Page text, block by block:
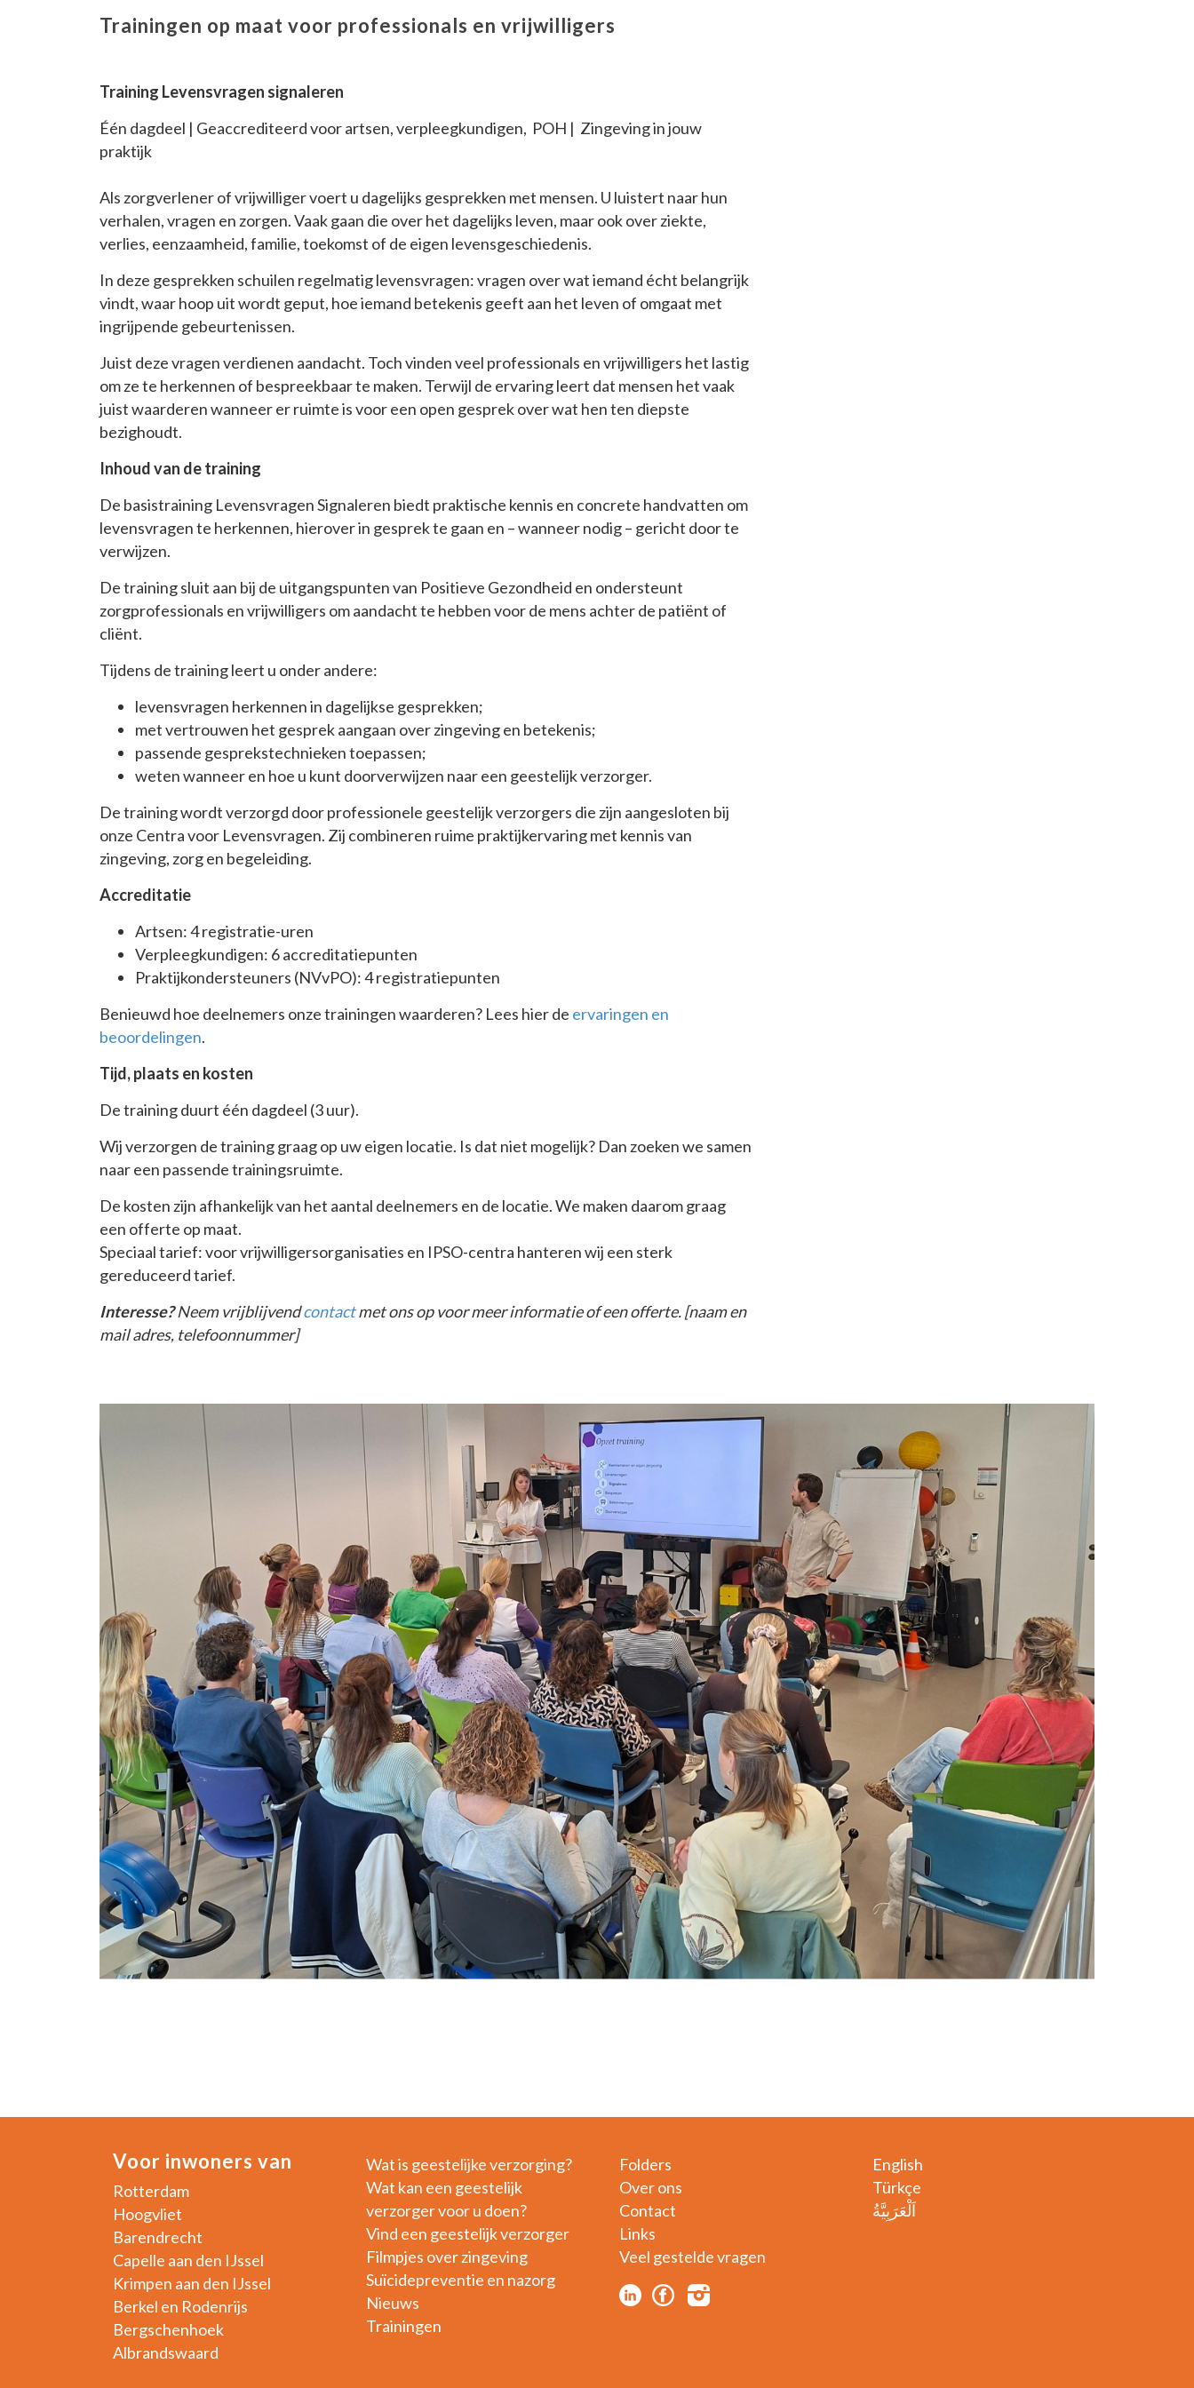
Trainingen op maat voor professionals en vrijwilligers
Training Levensvragen signaleren
Één dagdeel | Geaccrediteerd voor artsen, verpleegkundigen, POH | Zingeving in jouw
praktijk
Als zorgverlener of vrijwilliger voert u dagelijks gesprekken met mensen. U luistert naar hun
verhalen, vragen en zorgen. Vaak gaan die over het dagelijks leven, maar ook over ziekte,
verlies, eenzaamheid, familie, toekomst of de eigen levensgeschiedenis.
In deze gesprekken schuilen regelmatig levensvragen: vragen over wat iemand écht belangrijk
vindt, waar hoop uit wordt geput, hoe iemand betekenis geeft aan het leven of omgaat met
ingrijpende gebeurtenissen.
Juist deze vragen verdienen aandacht. Toch vinden veel professionals en vrijwilligers het lastig
om ze te herkennen of bespreekbaar te maken. Terwijl de ervaring leert dat mensen het vaak
juist waarderen wanneer er ruimte is voor een open gesprek over wat hen ten diepste
bezighoudt.
Inhoud van de training
De basistraining Levensvragen Signaleren biedt praktische kennis en concrete handvatten om
levensvragen te herkennen, hierover in gesprek te gaan en – wanneer nodig – gericht door te
verwijzen.
De training sluit aan bij de uitgangspunten van Positieve Gezondheid en ondersteunt
zorgprofessionals en vrijwilligers om aandacht te hebben voor de mens achter de patiënt of
cliënt.
Tijdens de training leert u onder andere:
levensvragen herkennen in dagelijkse gesprekken;
met vertrouwen het gesprek aangaan over zingeving en betekenis;
passende gesprekstechnieken toepassen;
weten wanneer en hoe u kunt doorverwijzen naar een geestelijk verzorger.
De training wordt verzorgd door professionele geestelijk verzorgers die zijn aangesloten bij
onze Centra voor Levensvragen. Zij combineren ruime praktijkervaring met kennis van
zingeving, zorg en begeleiding.
Accreditatie
Artsen: 4 registratie-uren
Verpleegkundigen: 6 accreditatiepunten
Praktijkondersteuners (NVvPO): 4 registratiepunten
Benieuwd hoe deelnemers onze trainingen waarderen? Lees hier de ervaringen en
beoordelingen.
Tijd, plaats en kosten
De training duurt één dagdeel (3 uur).
Wij verzorgen de training graag op uw eigen locatie. Is dat niet mogelijk? Dan zoeken we samen
naar een passende trainingsruimte.
De kosten zijn afhankelijk van het aantal deelnemers en de locatie. We maken daarom graag
een offerte op maat.
Speciaal tarief: voor vrijwilligersorganisaties en IPSO-centra hanteren wij een sterk
gereduceerd tarief.
Interesse?Neem vrijblijvendcontactmet ons op voor meer informatie of een offerte. [naam en
mail adres, telefoonnummer]
Voor inwoners van
Rotterdam
Hoogvliet
Barendrecht
Capelle aan den IJssel
Krimpen aan den IJssel
Berkel en Rodenrijs
Bergschenhoek
Albrandswaard
Wat is geestelijke verzorging?
Wat kan een geestelijk
verzorger voor u doen?
Vind een geestelijk verzorger
Filmpjes over zingeving
Suïcidepreventie en nazorg
Nieuws
Trainingen
Folders
Over ons
Contact
Links
Veel gestelde vragen
English
Türkçe
اَلْعَرَبِيَّةُ